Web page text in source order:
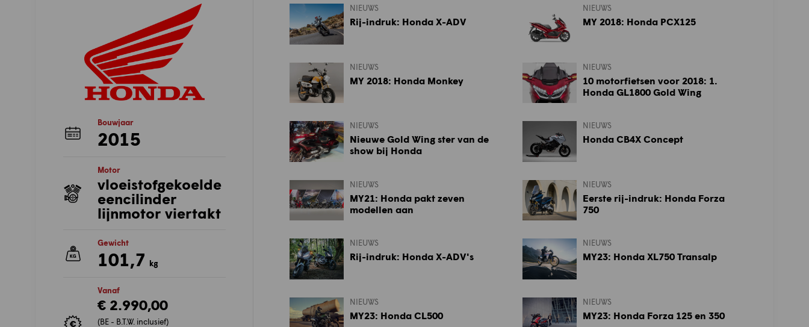
Bouwjaar
2015
Motor
vloeistofgekoelde
eencilinder
lijnmotor viertakt
Gewicht
101,7 kg
Vanaf
€ 2.990,00
(BE - B.T.W. inclusief)
NIEUWS
Rij-indruk: Honda X-ADV
NIEUWS
MY 2018: Honda PCX125
NIEUWS
MY 2018: Honda Monkey
NIEUWS
10 motorfietsen voor 2018: 1.
Honda GL1800 Gold Wing
NIEUWS
Nieuwe Gold Wing ster van de
show bij Honda
NIEUWS
Honda CB4X Concept
NIEUWS
MY21: Honda pakt zeven
modellen aan
NIEUWS
Eerste rij-indruk: Honda Forza
750
NIEUWS
Rij-indruk: Honda X-ADV's
NIEUWS
MY23: Honda XL750 Transalp
NIEUWS
MY23: Honda CL500
NIEUWS
MY23: Honda Forza 125 en 350